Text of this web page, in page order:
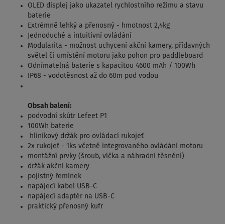
OLED displej jako ukazatel rychlostního režimu a stavu
baterie
Extrémně lehký a přenosný - hmotnost 2,4kg
Jednoduché a intuitivní ovládání
Modularita - možnost uchycení akční kamery, přídavných
světel či umístění motoru jako pohon pro paddleboard
Odnímatelná baterie s kapacitou 4600 mAh / 100Wh
IP68 - vodotěsnost až do 60m pod vodou
Obsah balení:
podvodní skútr Lefeet P1
100Wh baterie
hliníkový držák pro ovládací rukojeť
2x rukojeť - 1ks včetně integrovaného ovládání motoru
montážní prvky (šroub, víčka a náhradní těsnění)
držák akční kamery
pojistný řemínek
napájecí kabel USB-C
napájecí adaptér na USB-C
praktický přenosný kufr